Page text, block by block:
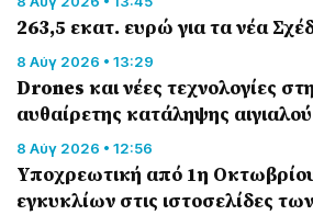
263,5 εκατ. ευρώ για τα νέα
8 Αύγ 2026 • 13:29
Drones και νέες τεχνολογίες
αυθαίρετης κατάληψης αιγιαλού
8 Αύγ 2026 • 12:56
Υποχρεωτική από 1η
εγκυκλίων στις ιστοσελίδες